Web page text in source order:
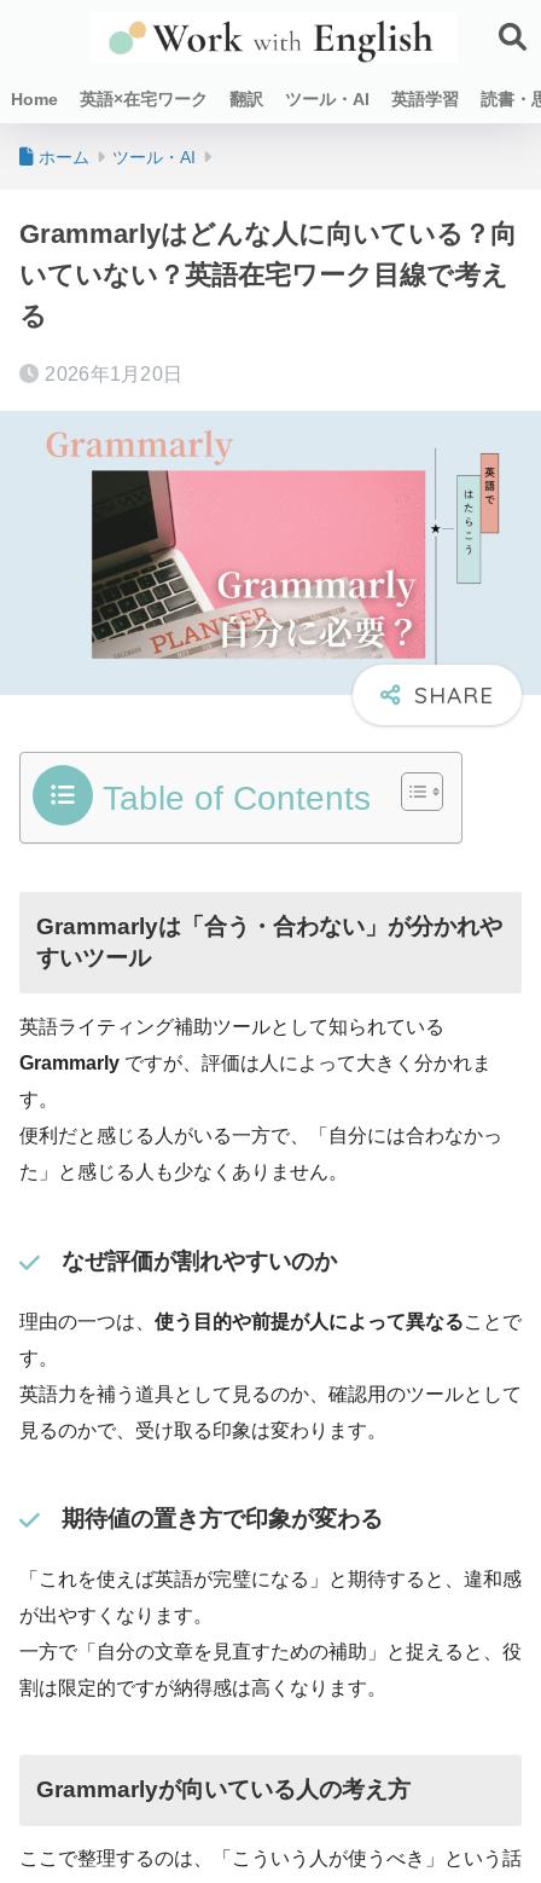
Home 英語×在宅ワーク 翻訳 ツール・AI 英語学習 読書・
ホーム ツール・AI
Grammarlyはどんな人に向いている？向
いていない？英語在宅ワーク目線で考え
る
2026年1月20日
Table of Contents
Grammarlyは「合う・合わない」が分かれや
すいツール
英語ライティング補助ツールとして知られている
Grammarly ですが、評価は人によって大きく分かれま
す。
便利だと感じる人がいる一方で、「自分には合わなかっ
た」と感じる人も少なくありません。
なぜ評価が割れやすいのか
理由の一つは、 使う目的や前提が人によって異なることで
す。
英語力を補う道具として見るのか、確認用のツールとして
見るのかで、受け取る印象は変わります。
期待値の置き方で印象が変わる
「これを使えば英語が完璧になる」と期待すると、違和感
が出やすくなります。
一方で「自分の文章を見直すための補助」と捉えると、役
割は限定的ですが納得感は高くなります。
Grammarlyが向いている人の考え方
ここで整理するのは、「こういう人が使うべき」という話